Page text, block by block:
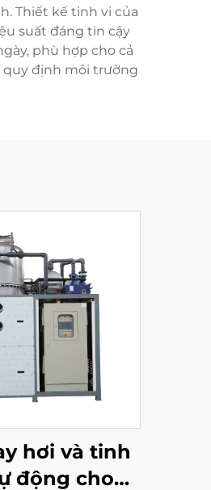
Thiết kế tinh vi của
suất đáng tin cậy
phù hợp cho cả
quy định môi trường
hơi và tinh
động cho